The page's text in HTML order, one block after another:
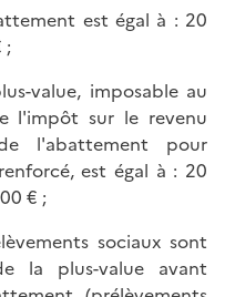
est égal à : 20
;
value, imposable au
l'impôt sur le revenu
l'abattement pour
est égal à : 20
€ ;
sociaux sont
la plus-value avant